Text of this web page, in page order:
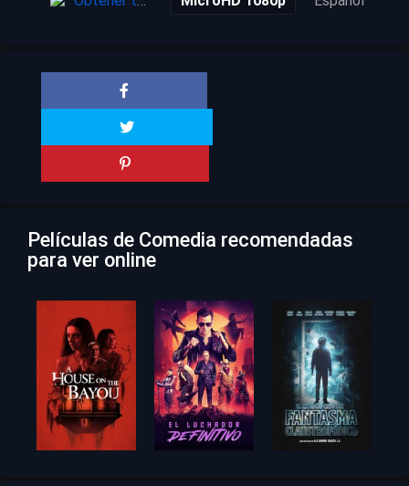
Películas de Comedia recomendadas
para ver online